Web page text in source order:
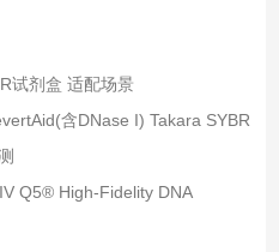
剂盒‌ ‌适配场景‌
含DNase I) Takara SYBR
High-Fidelity DNA